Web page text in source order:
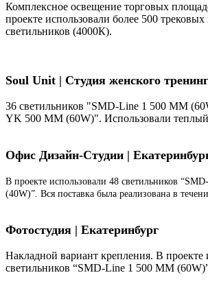
Комплексное освещение торговых
проекте использовали более 500
светильников (4000К).
Soul Unit | Студия женского
36 светильников "SMD-Line 1 500 ММ
YK 500 ММ (60W)". Использовали теплый
Офис Дизайн-Студии |
В проекте использовали 48 светильников
(40W)”. Вся поставка была реализована в
Фотостудия | Екатеринбург
Накладной вариант крепления. В проекте
светильников “SMD-Line 1 500 ММ